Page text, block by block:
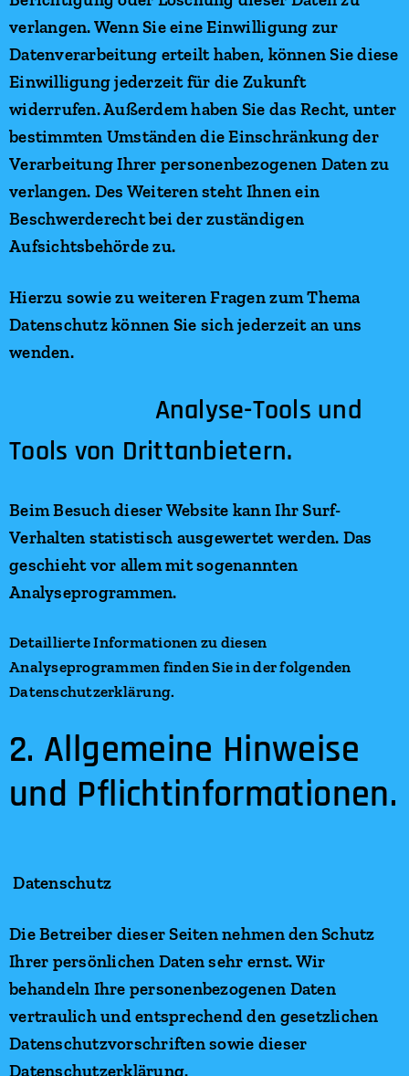
verlangen. Wenn Sie eine Einwilligung zur
Datenverarbeitung erteilt haben, können Sie diese
Einwilligung jederzeit für die Zukunft
widerrufen. Außerdem haben Sie das Recht, unter
bestimmten Umständen die Einschränkung der
Verarbeitung Ihrer personenbezogenen Daten zu
verlangen. Des Weiteren steht Ihnen ein
Beschwerderecht bei der zuständigen
Aufsichtsbehörde zu.
Hierzu sowie zu weiteren Fragen zum Thema
Datenschutz können Sie sich jederzeit an uns
wenden.
Analyse-Tools und
Tools von Dritt­anbietern.
Beim Besuch dieser Website kann Ihr Surf-
Verhalten statistisch ausgewertet werden. Das
geschieht vor allem mit sogenannten
Analyseprogrammen.
Detaillierte Informationen zu diesen
Analyseprogrammen finden Sie in der folgenden
Datenschutzerklärung.
2. Allgemeine Hinweise
und Pflicht­informationen.
Datenschutz
Die Betreiber dieser Seiten nehmen den Schutz
Ihrer persönlichen Daten sehr ernst. Wir
behandeln Ihre personenbezogenen Daten
vertraulich und entsprechend den gesetzlichen
Datenschutzvorschriften sowie dieser
Datenschutzerklärung.